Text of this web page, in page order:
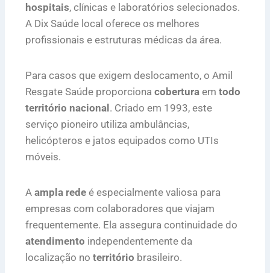
hospitais, clínicas e laboratórios selecionados.
A Dix Saúde local oferece os melhores
profissionais e estruturas médicas da área.
Para casos que exigem deslocamento, o Amil
Resgate Saúde proporciona cobertura em todo
território nacional. Criado em 1993, este
serviço pioneiro utiliza ambulâncias,
helicópteros e jatos equipados como UTIs
móveis.
A ampla rede é especialmente valiosa para
empresas com colaboradores que viajam
frequentemente. Ela assegura continuidade do
atendimento independentemente da
localização no território brasileiro.